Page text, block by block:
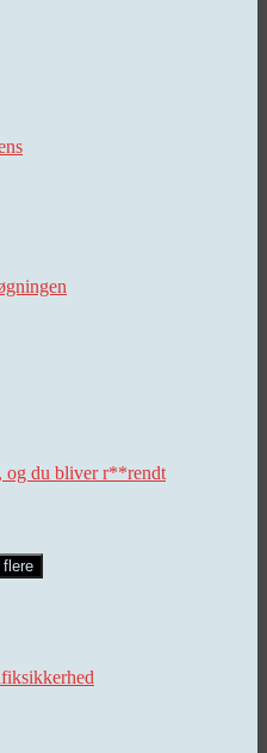
og du bliver r**rendt
flere